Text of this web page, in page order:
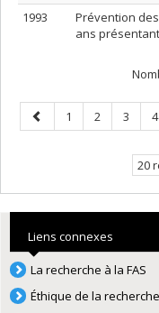
1993
Prévention
ans
Page
précédente
Page
1 Page
2 Page
3 4
20
Liens connexes
La recherche à la FAS
Éthique de la recherche